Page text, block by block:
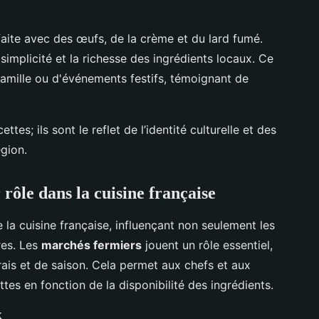
avec des œufs, de la crème et du lard fumé.
et la richesse des ingrédients locaux. Ce
ou d'événements festifs, témoignant de
ils sont le reflet de l’identité culturelle et des
dans la cuisine française
cuisine française, influençant non seulement les
Les marchés fermiers jouent un rôle essentiel,
et de saison. Cela permet aux chefs et aux
en fonction de la disponibilité des ingrédients.